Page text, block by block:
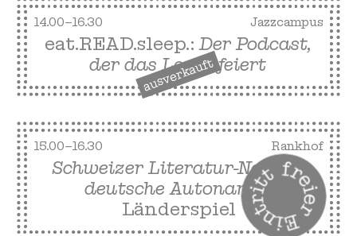
14.00–16.30 Jazzcampus
ausverkauft
eat.READ.sleep.:Der Podcast,
der das Lesen feiert
15.00–16.30 Rankhof
Schweizer Literatur-Nati vs.
deutsche Autonama:
Länderspiel